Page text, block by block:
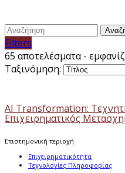
Filters
65 αποτελέσματα -
Ταξινόμηση:
AI Transformation:
Επιχειρηματικός
Επιστημονική περιοχή
Επιχειρηματικότητα
Τεχνολογίες Πληροφορίας